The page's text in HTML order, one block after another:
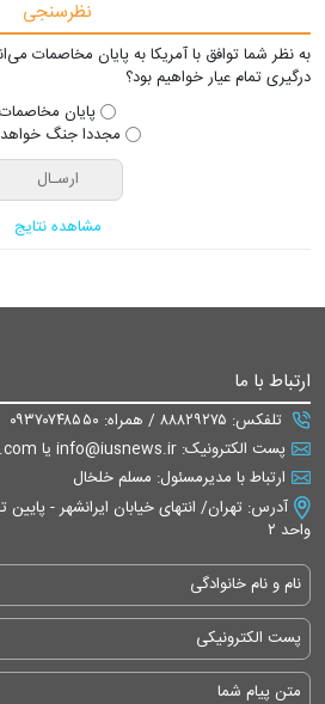
نظرسنجی
به نظر شما توافق با آمریکا به پایان مخاصمات
درگیری تمام عیار خواهیم بود؟
پایان مخاصمات
مجددا جنگ
مشاهده نتایج
ارتباط با ما
تلفکس: ۸۸۸۲۹۲۷۵ / همراه: ۰۹۳۷۰۷۴۸۵۵۰
پست الکترونیک: info@iusnews.ir یا eiusnews@gmail.com
ارتباط با مدیرمسئول: مسلم خلخال
واحد ۲